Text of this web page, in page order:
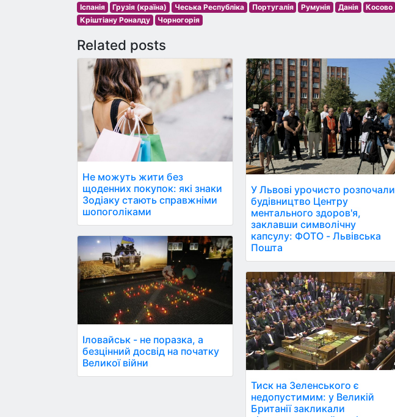
Іспанія Грузія (країна) Чеська Республіка Португалія Румунія Данія Косово
Кріштіану Роналду
Чорногорія
Related posts
Не можуть жити без
щоденних покупок: які знаки
Зодіаку стають справжніми
шопоголіками
Іловайськ - не поразка, а
безцінний досвід на початку
Великої війни
У Львові урочисто розпочали
будівництво Центру
ментального здоров'я,
заклавши символічну
капсулу: ФОТО - Львівська
Пошта
Тиск на Зеленського є
недопустимим: у Великій
Британії закликали